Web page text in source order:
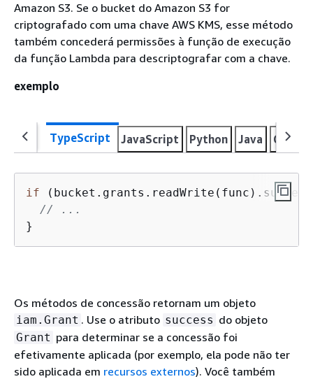
Amazon S3. Se o bucket do Amazon S3 for
criptografado com uma chave AWS KMS, esse método
também concederá permissões à função de execução
da função Lambda para descriptografar com a chave.
exemplo
TypeScript JavaScript Python Java C#
if
// ...
}
Os métodos de concessão retornam um objeto
iam.Grant . Use o atributo success do objeto
Grant para determinar se a concessão foi
efetivamente aplicada (por exemplo, ela pode não ter
sido aplicada em recursos externos). Você também